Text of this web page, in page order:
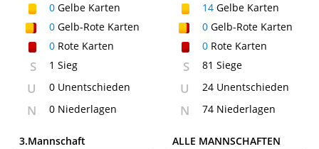
0 Gelbe Karten
0 Gelb-Rote Karten
0 Rote Karten
S 1 Sieg
U 0 Unentschieden
N 0 Niederlagen
14Gelbe Karten
0Gelb-Rote Karten
0Rote Karten
S 81 Siege
U 24 Unentschieden
N 74 Niederlagen
3.Mannschaft
ALLE MANNSCHAFTEN